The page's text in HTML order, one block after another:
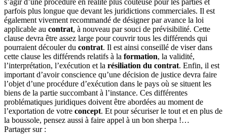
parfois plus longue que devant les juridictions commerciales. Il est
également vivement recommandé de désigner par avance la loi
applicable au contrat, à nouveau par souci de prévisibilité. Cette
clause devra être assez large pour couvrir tous les différends qui
pourraient découler du contrat. Il est ainsi conseillé de viser dans
cette clause les différends relatifs à la formation, la validité,
l’interprétation, l’exécution et la résiliation du contrat. Enfin, il est
important d’avoir conscience qu’une décision de justice devra faire
l’objet d’une procédure d’exécution dans le pays où se situent les
biens de la partie succombant à l’instance. Ces différentes
problématiques juridiques doivent être abordées au moment de
l’exportation de votre concept. Et pour sécuriser le tout et en plus de
la boussole, pensez aussi à faire appel à un bon sherpa !…
Partager sur :